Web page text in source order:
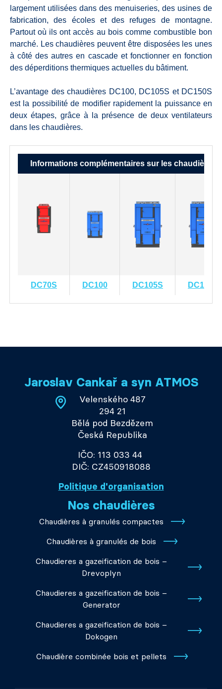
largement utilisées dans des menuiseries, des usines de
fabrication, des écoles et des refuges de montagne.
Partout où ils ont accès au bois comme combustible bon
marché. Les chaudières peuvent être disposées les unes
à côté des autres en cascade et fonctionner en fonction
des déperditions thermiques actuelles du bâtiment.
L’avantage des chaudières DC100, DC105S et DC150S
est la possibilité de modifier rapidement la puissance en
deux étapes, grâce à la présence de deux ventilateurs
dans les chaudières.
Informations complémentaires sur les chaudières:
DC70S DC100 DC105S DC150S
Jaroslav Cankař a syn ATMOS
Velenského 487
294 21
Bělá pod Bezdězem
Česká Republika
IČO: 113 033 44
DIČ: CZ450918088
Politique d'organisation
Nos chaudières
Chaudières à granulés compactes
Chaudières à granulés de bois
Chaudieres a gazeification de bois –
Drevoplyn
Chaudieres a gazeification de bois –
Generator
Chaudieres a gazeification de bois –
Dokogen
Chaudière combinée bois et pellets